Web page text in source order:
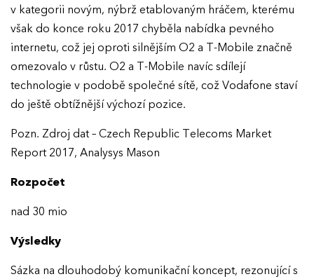
O EFFIE
v kategorii novým, nýbrž etablovaným hráčem, kterému
však do konce roku 2017 chyběla nabídka pevného
internetu, což jej oproti silnějším O2 a T-Mobile značně
omezovalo v růstu. O2 a T-Mobile navíc sdílejí
technologie v podobě společné sítě, což Vodafone staví
do ještě obtížnější výchozí pozice.
Pozn. Zdroj dat – Czech Republic Telecoms Market
Report 2017, Analysys Mason
Rozpočet
nad 30 mio
Výsledky
Sázka na dlouhodobý komunikační koncept, rezonující s